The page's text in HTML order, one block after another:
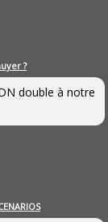
?
double à notre